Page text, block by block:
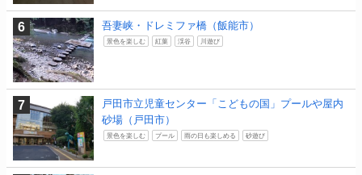
吾妻峡・ドレミファ橋（飯能市）
景色を楽しむ 紅葉 渓谷 川遊び
戸田市立児童センター「こどもの国」プールや屋内
砂場（戸田市）
景色を楽しむ プール 雨の日も楽しめる 砂遊び